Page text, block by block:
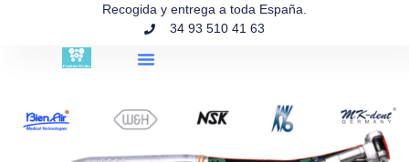
Recogida y entrega a toda España.
34 93 510 41 63